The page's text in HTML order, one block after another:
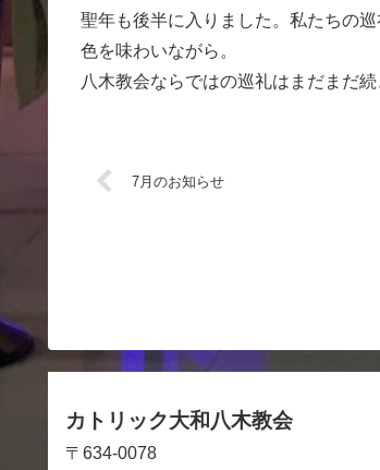
聖年も後半に入りました。私たちの
色を味わいながら。
八木教会ならではの巡礼はまだまだ続
7月のお知らせ
カトリック大和八木教会
〒634-0078